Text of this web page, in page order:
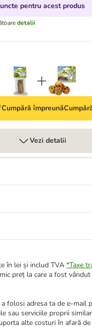
pentru acest produs
detalii
Cumpără împreună
Vezi detalii
în lei și includ TVA *Taxe
preț la care a fost
folosi adresa ta de e-mail
sau serviciile proprii
alte costuri în afară